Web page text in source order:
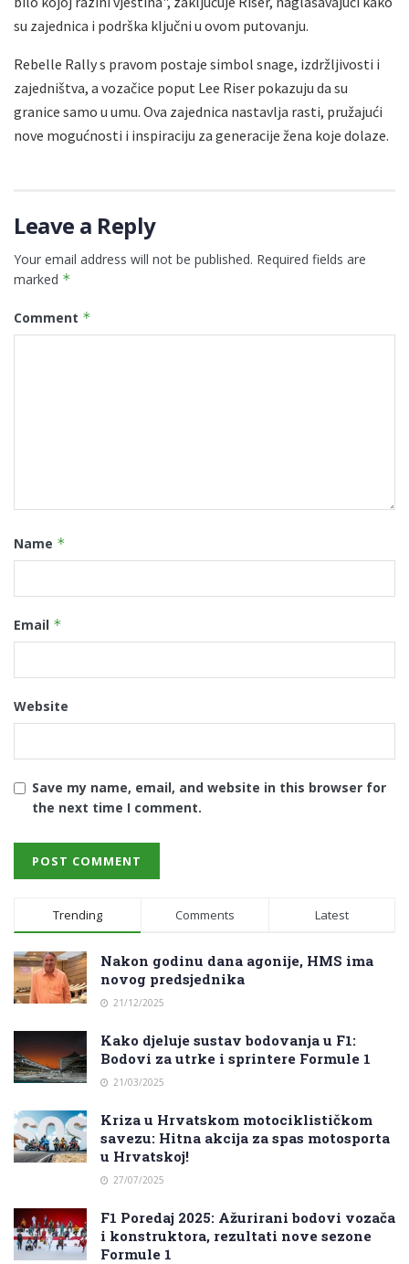
su zajednica i podrška ključni u ovom putovanju.
Rebelle Rally s pravom postaje simbol snage, izdržljivosti i
zajedništva, a vozačice poput Lee Riser pokazuju da su
granice samo u umu. Ova zajednica nastavlja rasti, pružajući
nove mogućnosti i inspiraciju za generacije žena koje dolaze.
Leave a Reply
Your email address will not be published. Required fields are
marked *
Comment *
Name *
Email *
Website
Save my name, email, and website in this browser for
the next time I comment.
Trending Comments Latest
Nakon godinu dana agonije, HMS ima
novog predsjednika
21/12/2025
Kako djeluje sustav bodovanja u F1:
Bodovi za utrke i sprintere Formule 1
21/03/2025
Kriza u Hrvatskom motociklističkom
savezu: Hitna akcija za spas motosporta
u Hrvatskoj!
27/07/2025
F1 Poredaj 2025: Ažurirani bodovi vozača
i konstruktora, rezultati nove sezone
Formule 1